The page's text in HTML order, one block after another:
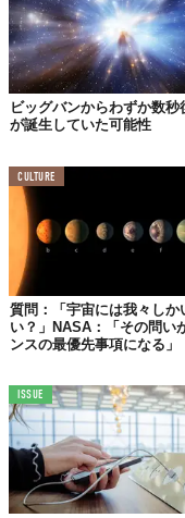
今回の発見が本当なら
「生命誕生は21億年前
ほとんどの専門家は、
有力だと考えているよ
『BBC』が報じたとこ
カレッジ・ロンドン」
や酸素のような栄養素
が誕生していたとは断
ドン自然史博物館」の
ていたとするには、さ
疑的。
今後、研究チームはガ
のこと。もし有力な証
までの定説が崩れるかも
この世界
ビッグバンからわずか数秒
が誕生していた可能性
CULTURE
質問：「宇宙には我々しか
い？」NASA：「その問い
ンスの最優先事項になる」
ISSUE